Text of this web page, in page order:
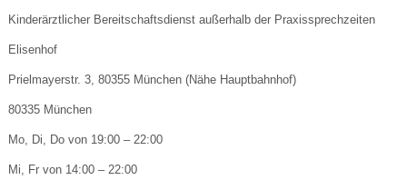
Kinderärztlicher Bereitschaftsdienst außerhalb der Praxissprechzeiten
Elisenhof
Prielmayerstr. 3, 80355 München (Nähe Hauptbahnhof)
80335 München
Mo, Di, Do von 19:00 – 22:00
Mi, Fr von 14:00 – 22:00